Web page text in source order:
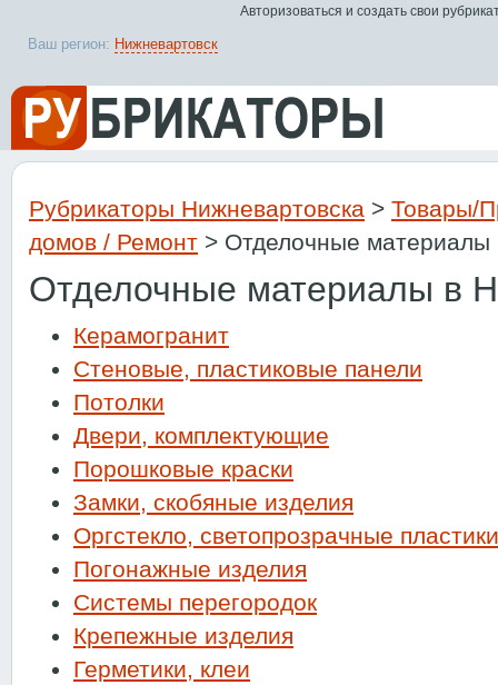
Рубрикаторы Нижневартовска > Товары/
домов / Ремонт > Отделочные материалы
Отделочные материалы в
Керамогранит
Стеновые, пластиковые панели
Потолки
Двери, комплектующие
Порошковые краски
Замки, скобяные изделия
Оргстекло, светопрозрачные пластики
Погонажные изделия
Системы перегородок
Крепежные изделия
Герметики, клеи
Ваш регион: Нижневартовск
Авторизоваться и создать свои